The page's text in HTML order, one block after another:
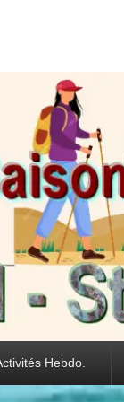
Hebdo.